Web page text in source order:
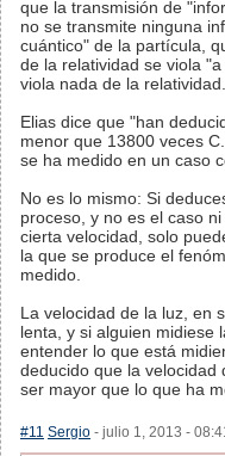
que la transmisión de
no se transmite ninguna
cuántico" de la partícula,
de la relatividad se viola
viola nada de la relatividad.
Elias dice que "han
menor que 13800 veces
se ha medido en un caso
No es lo mismo: Si
proceso, y no es el caso
cierta velocidad, solo
la que se produce el
medido.
La velocidad de la luz, en
lenta, y si alguien midiese
entender lo que está
deducido que la velocidad
ser mayor que lo que ha
#11 Sergio - julio 1, 2013 -